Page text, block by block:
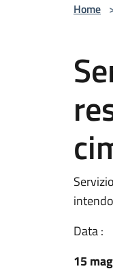
Home
Data :
15